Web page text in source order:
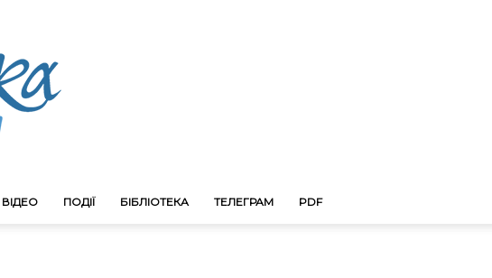
ВІДЕО ПОДІЇ БІБЛІОТЕКА ТЕЛЕГРАМ PDF